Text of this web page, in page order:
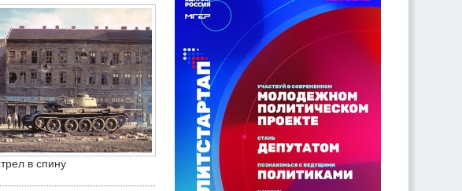
в спину